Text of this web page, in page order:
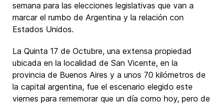
semana para las elecciones legislativas que van a
marcar el rumbo de Argentina y la relación con
Estados Unidos.
La Quinta 17 de Octubre, una extensa propiedad
ubicada en la localidad de San Vicente, en la
provincia de Buenos Aires y a unos 70 kilómetros de
la capital argentina, fue el escenario elegido este
viernes para rememorar que un día como hoy, pero de